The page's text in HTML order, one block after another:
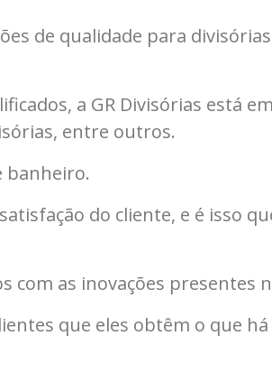
de qualidade para
a GR Divisórias está
entre outros.
banheiro.
do cliente, e é isso
com as inovações presentes
que eles obtêm o que